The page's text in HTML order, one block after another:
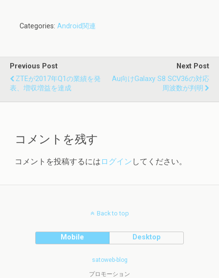
Categories: Android関連
Previous Post
ZTEが2017年Q1の業績を発
表、増収増益を達成
Next Post
Au向けGalaxy S8 SCV36の対応
周波数が判明
コメントを残す
コメントを投稿するには ログイン してください。
Back to top
Mobile Desktop
satoweb-blog
プロモーション